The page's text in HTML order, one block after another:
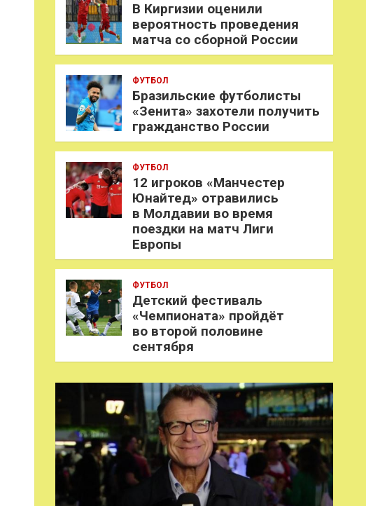
В Киргизии оценили
вероятность проведения
матча со сборной России
ФУТБОЛ
Бразильские футболисты
«Зенита» захотели получить
гражданство России
ФУТБОЛ
12 игроков «Манчестер
Юнайтед» отравились
в Молдавии во время
поездки на матч Лиги
Европы
ФУТБОЛ
Детский фестиваль
«Чемпионата» пройдёт
во второй половине
сентября